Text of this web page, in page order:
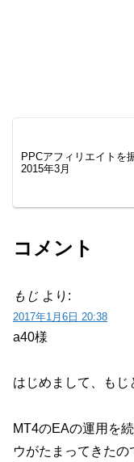
PPCアフィリエイトを
2015年3月
コメント
もじ より:
2017年1月6日 20:38
a40様
はじめまして、もじ
MT4のEAの運用を
ウがたまってきた